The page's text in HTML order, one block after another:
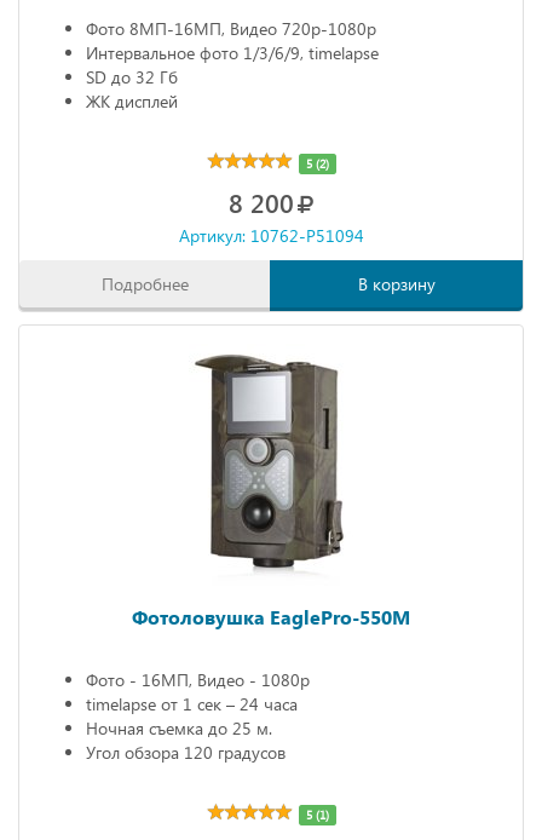
Фото 8МП-16МП, Видео 720р-1080р
Интервальное фото 1/3/6/9, timelapse
SD до 32 Гб
ЖК дисплей
5 (2)
8 200
Артикул: 10762-P51094
Подробнее В корзину
Фотоловушка EaglePro-550M
Фото - 16МП, Видео - 1080р
timelapse от 1 сек – 24 часа
Ночная съемка до 25 м.
Угол обзора 120 градусов
5 (1)